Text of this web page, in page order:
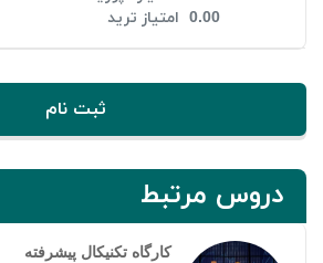
0.00 امتیاز ترید
ثبت نام
دروس مرتبط
کارگاه تکنیکال پیشرفته